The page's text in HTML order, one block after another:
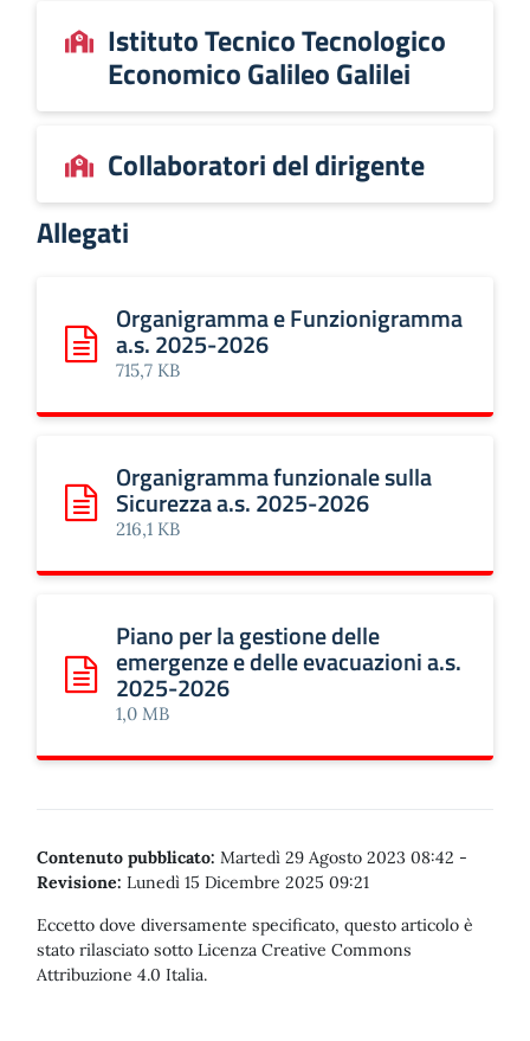
Istituto Tecnico Tecnologico
Economico Galileo Galilei
Collaboratori del dirigente
Allegati
Scarica: Organigramma e Funzionigramma a.s. 2025-
Organigramma e Funzionigramma
a.s. 2025-2026
715,7 KB
Scarica: Organigramma funzionale sulla Sicurezza a.s.
Organigramma funzionale sulla
Sicurezza a.s. 2025-2026
216,1 KB
Scarica: Piano per la gestione delle emergenze e delle
Piano per la gestione delle
emergenze e delle evacuazioni a.s.
2025-2026
1,0 MB
Contenuto pubblicato: Martedì 29 Agosto 2023 08:42 -
Revisione: Lunedì 15 Dicembre 2025 09:21
Eccetto dove diversamente specificato, questo articolo è
stato rilasciato sotto Licenza Creative Commons
Attribuzione 4.0 Italia.